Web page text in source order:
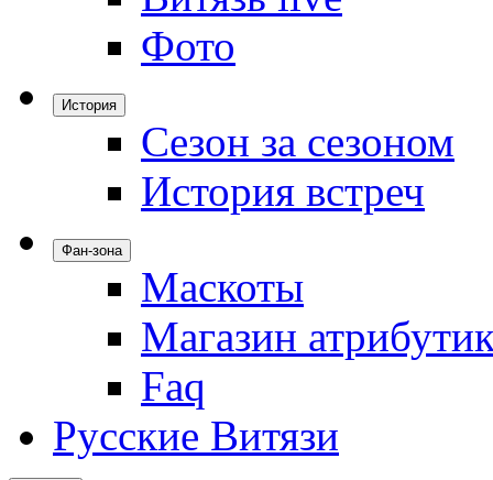
Фото
История
Сезон за сезоном
История встреч
Фан-зона
Маскоты
Магазин
Faq
Русские Витязи